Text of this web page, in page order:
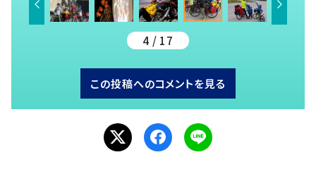
4 / 17
この投稿へのコメントを見る